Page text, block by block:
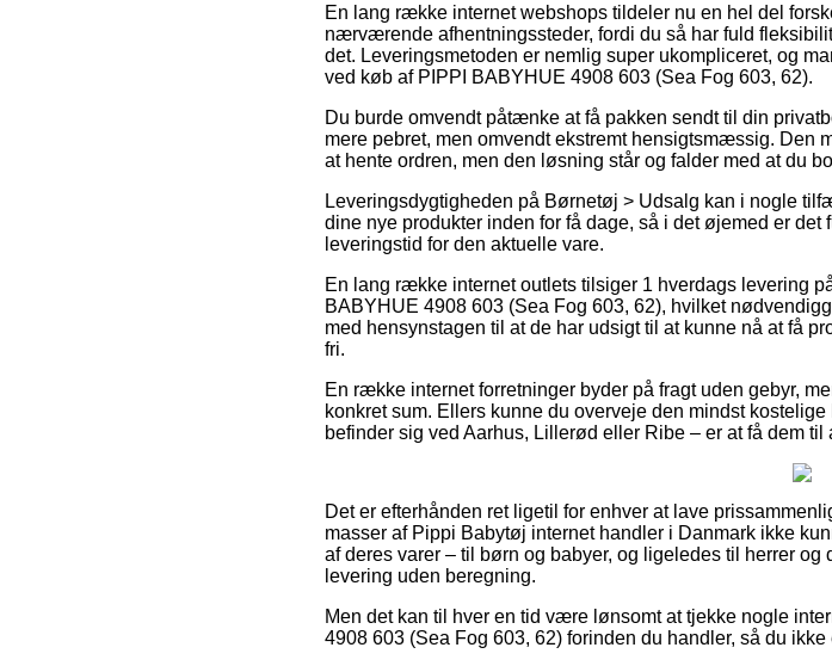
En lang række internet webshops tildeler nu en hel del
nærværende afhentningssteder, fordi du så har fuld
det. Leveringsmetoden er nemlig super ukompliceret, og
ved køb af PIPPI BABYHUE 4908 603 (Sea Fog 603, 62).
Du burde omvendt påtænke at få pakken sendt til din
mere pebret, men omvendt ekstremt hensigtsmæssig. Den
at hente ordren, men den løsning står og falder med at du
Leveringsdygtigheden på Børnetøj > Udsalg kan i nogle
dine nye produkter inden for få dage, så i det øjemed er
leveringstid for den aktuelle vare.
En lang række internet outlets tilsiger 1 hverdags levering
BABYHUE 4908 603 (Sea Fog 603, 62), hvilket
med hensynstagen til at de har udsigt til at kunne nå at få
fri.
En række internet forretninger byder på fragt uden gebyr,
konkret sum. Ellers kunne du overveje den mindst
befinder sig ved Aarhus, Lillerød eller Ribe – er at få dem
Det er efterhånden ret ligetil for enhver at lave
masser af Pippi Babytøj internet handler i Danmark ikke
af deres varer – til børn og babyer, og ligeledes til herrer
levering uden beregning.
Men det kan til hver en tid være lønsomt at tjekke nogle
4908 603 (Sea Fog 603, 62) forinden du handler, så du